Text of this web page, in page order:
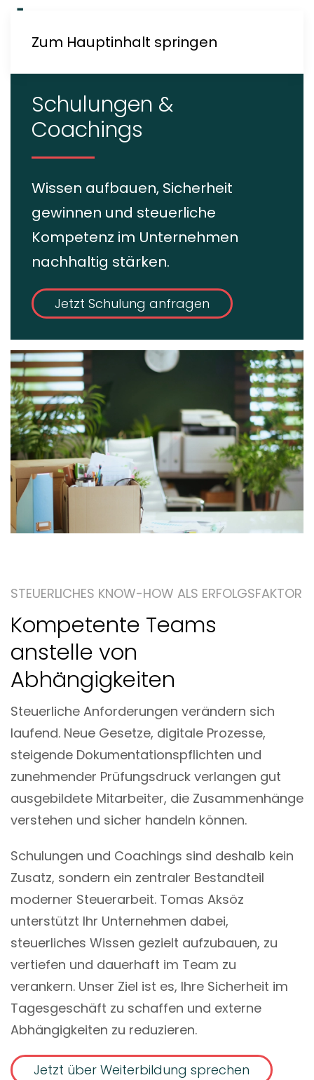
Zum Hauptinhalt springen
Schulungen &
Coachings
Wissen aufbauen, Sicherheit
gewinnen und steuerliche
Kompetenz im Unternehmen
nachhaltig stärken.
Jetzt Schulung anfragen
STEUERLICHES KNOW-HOW ALS ERFOLGSFAKTOR
Kompetente Teams
anstelle von
Abhängigkeiten
Steuerliche Anforderungen verändern sich
laufend. Neue Gesetze, digitale Prozesse,
steigende Dokumentationspflichten und
zunehmender Prüfungsdruck verlangen gut
ausgebildete Mitarbeiter, die Zusammenhänge
verstehen und sicher handeln können.
Schulungen und Coachings sind deshalb kein
Zusatz, sondern ein zentraler Bestandteil
moderner Steuerarbeit. Tomas Aksöz
unterstützt Ihr Unternehmen dabei,
steuerliches Wissen gezielt aufzubauen, zu
vertiefen und dauerhaft im Team zu
verankern. Unser Ziel ist es, Ihre Sicherheit im
Tagesgeschäft zu schaffen und externe
Abhängigkeiten zu reduzieren.
Jetzt über Weiterbildung sprechen